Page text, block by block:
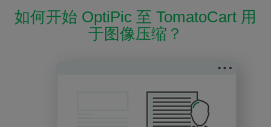
如何开始 OptiPic 至 TomatoCart 用
于图像压缩？